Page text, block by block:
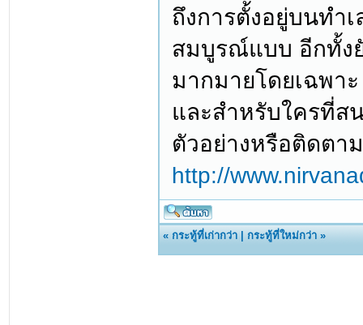
ถึงการตั้งอยู่บนทำ
สมบูรณ์แบบ อีกทั้ง
มากมายโดยเฉพา
และสำหรับใครที่ส
ตัวอย่างหรือติดตา
http://
«กระทู้ที่เก่ากว่า |กระทู้ที่ใหม่กว่า »